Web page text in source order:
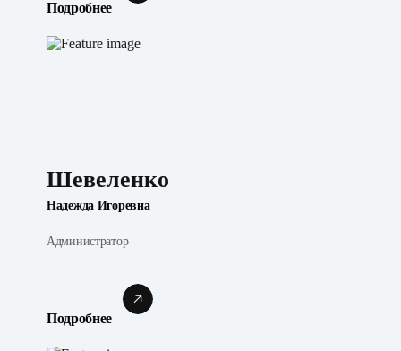
Подробнее
Шевеленко
Надежда Игоревна
Администратор
Подробнее